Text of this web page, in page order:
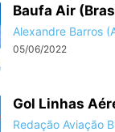
Baufa Air
Alexandre Barros
05/06/2022
Gol Linhas
Redação Aviação